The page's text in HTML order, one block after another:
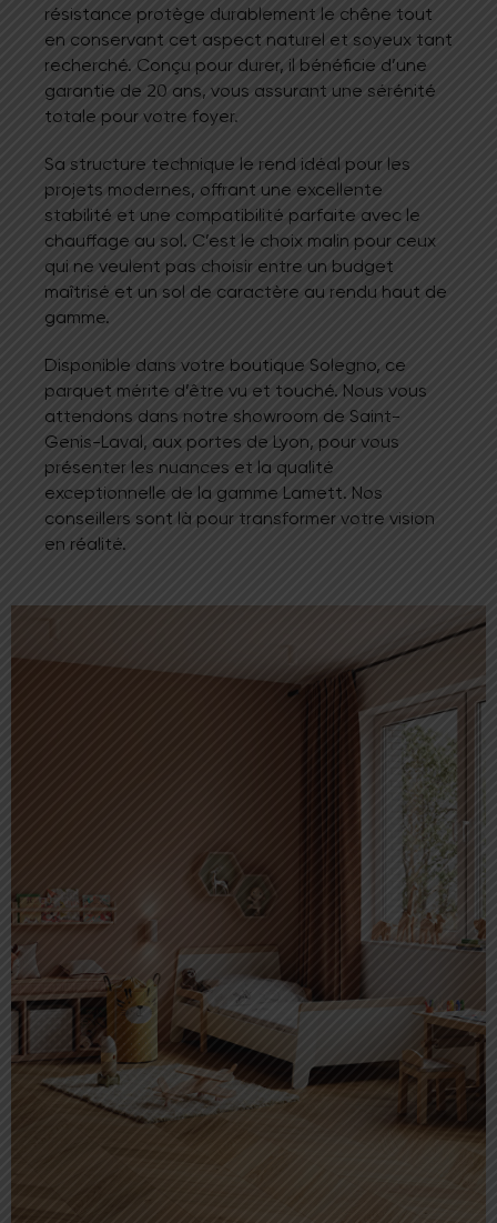
résistance protège durablement le chêne tout
en conservant cet aspect naturel et soyeux tant
recherché. Conçu pour durer, il bénéficie d’une
garantie de 20 ans, vous assurant une sérénité
totale pour votre foyer.
Sa structure technique le rend idéal pour les
projets modernes, offrant une excellente
stabilité et une compatibilité parfaite avec le
chauffage au sol. C’est le choix malin pour ceux
qui ne veulent pas choisir entre un budget
maîtrisé et un sol de caractère au rendu haut de
gamme.
Disponible dans votre boutique Solegno, ce
parquet mérite d’être vu et touché. Nous vous
attendons dans notre showroom de Saint-
Genis-Laval, aux portes de Lyon, pour vous
présenter les nuances et la qualité
exceptionnelle de la gamme Lamett. Nos
conseillers sont là pour transformer votre vision
en réalité.